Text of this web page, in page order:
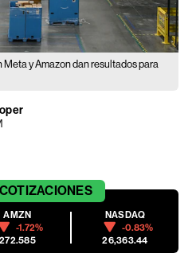
Meta y Amazon dan resultados para
COTIZACIONES
AMZN
-1.72%
272.585
NASDAQ
-0.83%
26,363.44